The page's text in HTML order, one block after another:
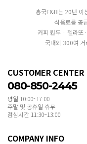
흥국F&B는 20년 이
식음료를 공
커피 원두 · 젤라또
국내외 300여 거
CUSTOMER CENTER
080-850-2445
평일 10:00~17:00
주말 및 공휴일 휴무
점심시간 11:30~13:00
COMPANY INFO